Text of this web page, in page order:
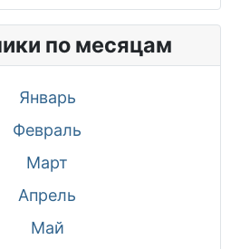
по месяцам
Январь
Февраль
Март
Апрель
Май